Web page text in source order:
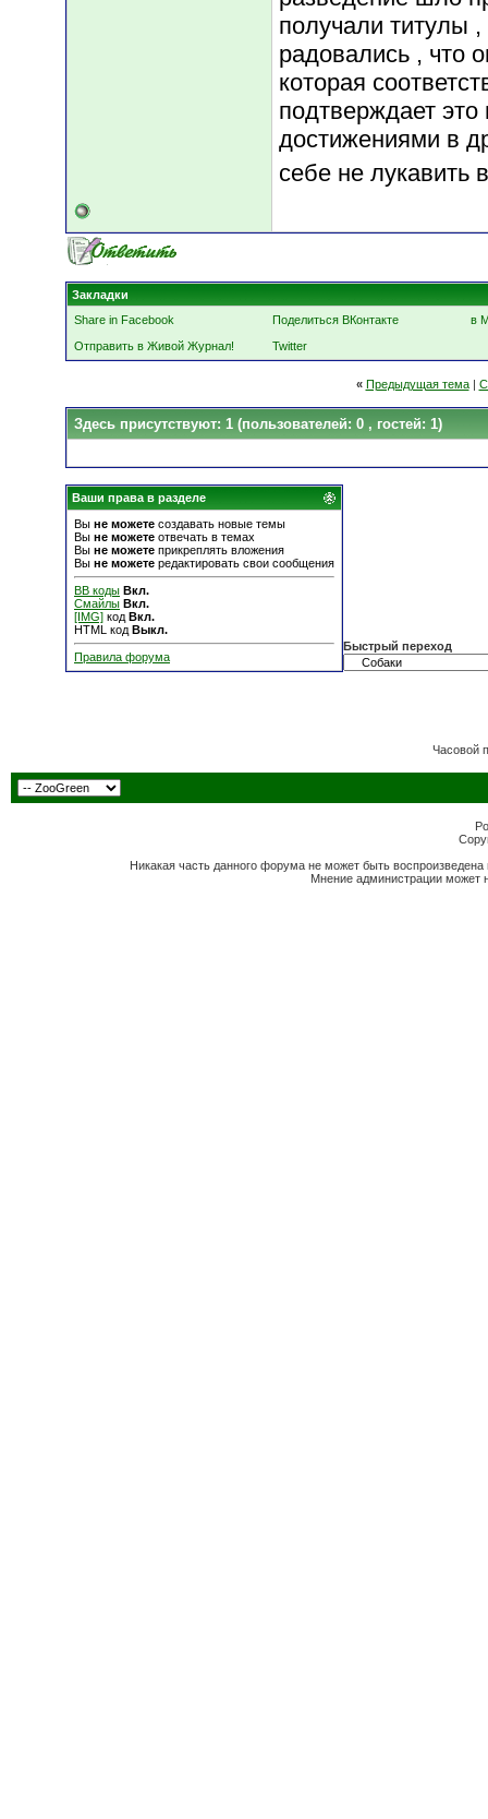
получали титулы
радовались , что
которая
подтверждает
достижениями в
себе не лукавить
Закладки
Share in Facebook
Поделиться ВКонтакте
в
Отправить в Живой Журнал!
Twitter
« Предыдущая тема|
Здесь присутствуют: 1 (пользователей: 0 , гостей: 1)
Ваши права в разделе
Вы не можете создавать новые темы
Вы не можете отвечать в темах
Вы не можете прикреплять вложения
Вы не можете редактировать свои сообщения
BB коды Вкл.
Смайлы Вкл.
[IMG] код Вкл.
HTML код Выкл.
Правила форума
Быстрый переход
Часовой
Никакая часть данного форума не может быть
Мнение администрации может